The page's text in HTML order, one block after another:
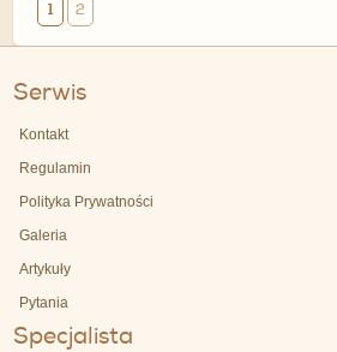
1 2
Serwis
Kontakt
Regulamin
Polityka Prywatności
Galeria
Artykuły
Pytania
Specjalista